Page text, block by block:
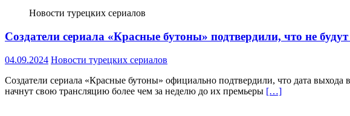
Новости турецких сериалов
Создатели сериала «Красные бутоны» подтвердили, что не
04.09.2024 Новости турецких сериалов
Создатели сериала «Красные бутоны» официально подтвердили, что дата выхода
начнут свою трансляцию более чем за неделю до их премьеры […]